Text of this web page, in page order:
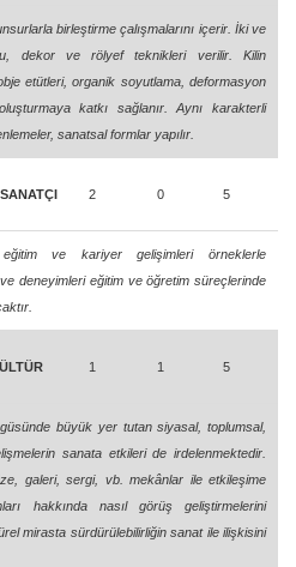
birleştirme çalışmalarını içerir. İki ve
dekor ve rölyef teknikleri verilir. Kilin
etütleri, organik soyutlama, deformasyon
katkı sağlanır. Aynı karakterli
sanatsal formlar yapılır.
2 0 5
eğitim ve kariyer gelişimleri örneklerle
deneyimleri eğitim ve öğretim süreçlerinde
1 1 5
büyük yer tutan siyasal, toplumsal,
sanata etkileri de irdelenmektedir.
galeri, sergi, vb. mekânlar ile etkileşime
hakkında nasıl görüş geliştirmelerini
mirasta sürdürülebilirliğin sanat ile ilişkisini